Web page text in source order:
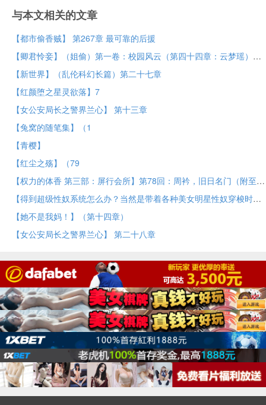
与本文相关的文章
【都市偷香贼】 第267章 最可靠的后援
【卿君怜妾】（姐偷）第一卷：校园风云（第四十四章：云梦瑶）
【新世界】（乱伦科幻长篇）第二十七章
【红颜堕之星灵欲落】7
【女公安局长之警界兰心】 第十三章
【兔窝的随笔集】（1
【青樱】
【红尘之殇】（79
【权力的体香 第三部：屏行会所】第78回：周衿，旧日名门（附至今TXT，彩蛋）
【得到超级性奴系统怎么办？当然是带着各种美女明星性奴穿梭时空，祸国殃民啦】04
【她不是我妈！】（第十四章）
【女公安局长之警界兰心】 第二十八章